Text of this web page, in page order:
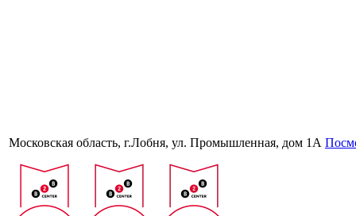
Московская область, г.Лобня, ул. Промышленная, дом 1А